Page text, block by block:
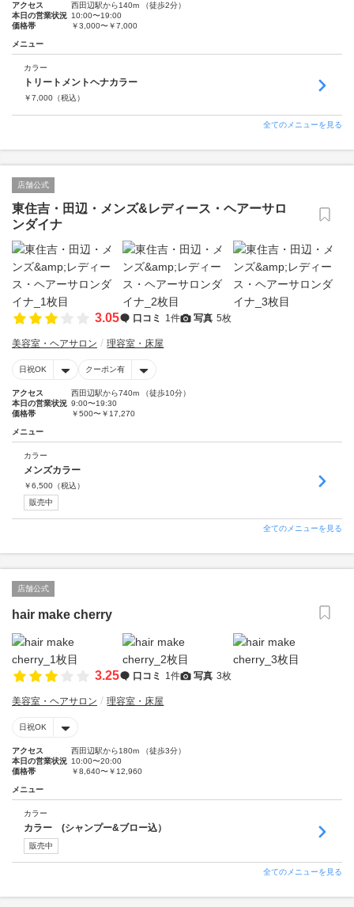
アクセス
西田辺駅から140m （徒歩2分）
本日の営業状況 10:00〜19:00
価格帯
￥3,000〜￥7,000
メニュー
カラー
トリートメントヘナカラー
￥7,000 （税込）
全てのメニューを見る
店舗公式
東住吉・田辺・メンズ&レディース・ヘアーサロ
ンダイナ
3.05 口コミ 1件 写真 5枚
美容室・ヘアサロン 理容室・床屋
日祝OK クーポン有
アクセス
西田辺駅から740m （徒歩10分）
本日の営業状況 9:00〜19:30
価格帯
￥500〜￥17,270
メニュー
カラー
メンズカラー
￥6,500 （税込）
販売中
全てのメニューを見る
店舗公式
hair make cherry
3.25 口コミ 1件 写真 3枚
美容室・ヘアサロン 理容室・床屋
日祝OK
アクセス
西田辺駅から180m （徒歩3分）
本日の営業状況 10:00〜20:00
価格帯
￥8,640〜￥12,960
メニュー
カラー
カラー (シャンプー&ブロー込）
販売中
全てのメニューを見る